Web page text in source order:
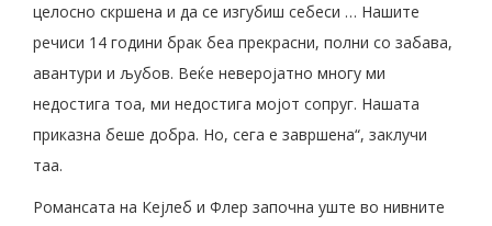
целосно скршена и да се изгубиш себеси … Нашите
речиси 14 години брак беа прекрасни, полни со забава,
авантури и љубов. Веќе неверојатно многу ми
недостига тоа, ми недостига мојот сопруг. Нашата
приказна беше добра. Но, сега е завршена“, заклучи
таа.
Романсата на Кејлеб и Флер започна уште во нивните